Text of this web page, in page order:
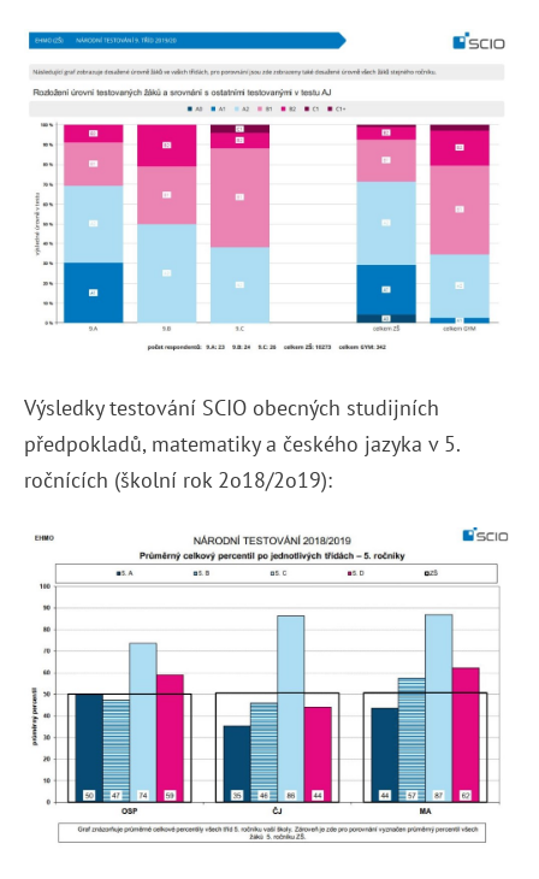
Výsledky testování SCIO obecných studijních
předpokladů, matematiky a českého jazyka v 5.
ročnících (školní rok 2o18/2o19):